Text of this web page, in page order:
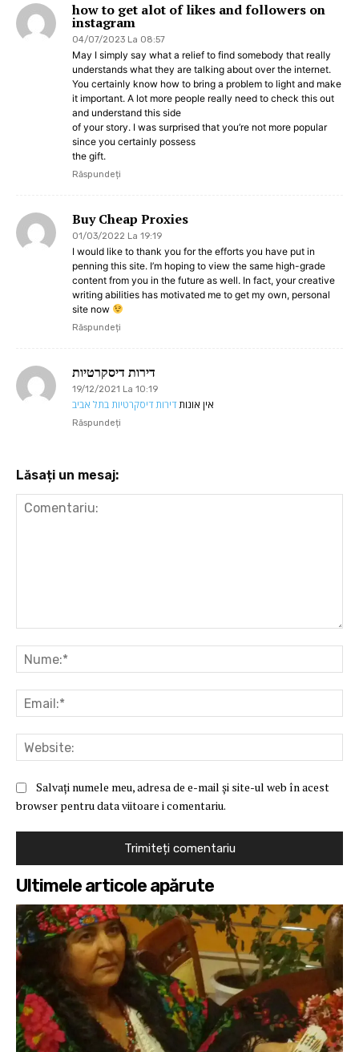
how to get alot of likes and followers on
instagram
04/07/2023 La 08:57
May I simply say what a relief to find somebody that really
understands what they are talking about over the internet.
You certainly know how to bring a problem to light and make
it important. A lot more people really need to check this out
and understand this side
of your story. I was surprised that you’re not more popular
since you certainly possess
the gift.
Răspundeți
Buy Cheap Proxies
01/03/2022 La 19:19
I would like to thank you for the efforts you have put in
penning this site. I’m hoping to view the same high-grade
content from you in the future as well. In fact, your creative
writing abilities has motivated me to get my own, personal
site now
Răspundeți
דירות דיסקרטיות
19/12/2021 La 10:19
אין אונותדירות דיסקרטיות בתל אביב
Răspundeți
Lăsați un mesaj:
Salvați numele meu, adresa de e-mail și site-ul web în acest
browser pentru data viitoare i comentariu.
Ultimele articole apărute